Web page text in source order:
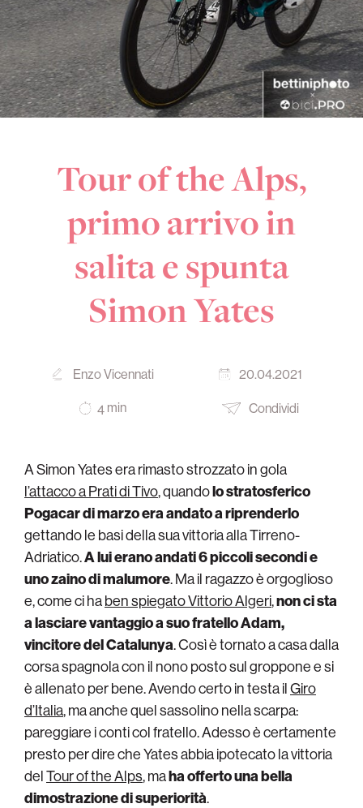
Tour of the Alps,
primo arrivo in
salita e spunta
Simon Yates
Enzo Vicennati 20.04.2021
4 min Condividi
A Simon Yates era rimasto strozzato in gola
l’attacco a Prati di Tivo, quandolo stratosferico
Pogacar di marzo era andato a riprenderlo
gettando le basi della sua vittoria alla Tirreno-
Adriatico.A lui erano andati 6 piccoli secondi e
uno zaino di malumore. Ma il ragazzo è orgoglioso
e, come ci haben spiegato Vittorio Algeri,non ci sta
a lasciare vantaggio a suo fratello Adam,
vincitore del Catalunya. Così è tornato a casa dalla
corsa spagnola con il nono posto sul groppone e si
è allenato per bene. Avendo certo in testa ilGiro
d’Italia, ma anche quel sassolino nella scarpa:
pareggiare i conti col fratello. Adesso è certamente
presto per dire che Yates abbia ipotecato la vittoria
delTour of the Alps, maha offerto una bella
dimostrazione di superiorità.